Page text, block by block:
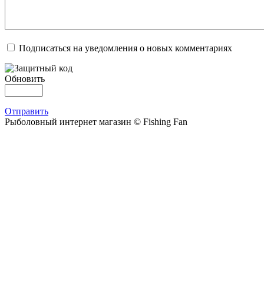
Подписаться на уведомления о новых комментариях
Обновить
Отправить
Рыболовный интернет магазин © Fishing Fan